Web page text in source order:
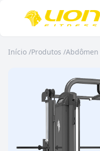
Início /Produtos /Abdômen